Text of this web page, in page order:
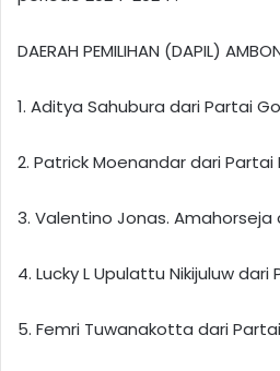
DAERAH PEMILIHAN (DAPIL)
1. Aditya Sahubura dari Partai
2. Patrick Moenandar dari Partai
3. Valentino Jonas. Amahorseja
4. Lucky L Upulattu Nikijuluw dari
5. Femri Tuwanakotta dari